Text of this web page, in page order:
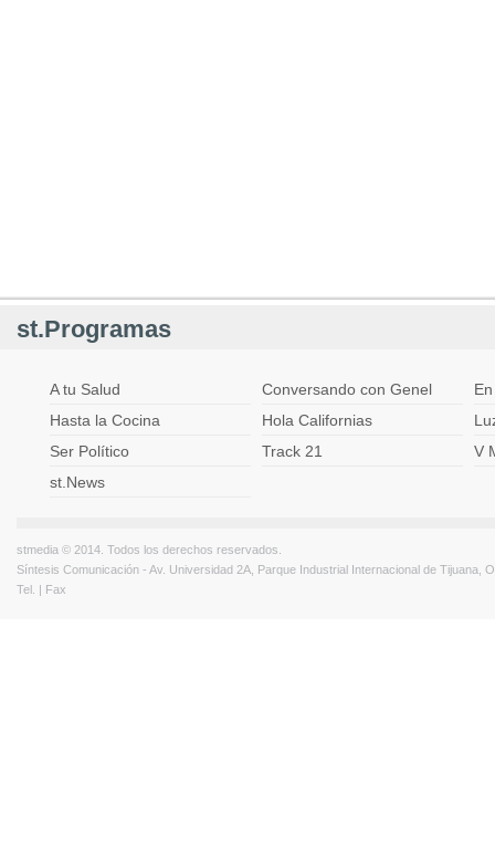
st.Programas
A tu Salud Conversando con Genel
Hasta la Cocina
Hola Californias
Ser Político
Track 21
V
st.News
stmedia © 2014. Todos los derechos reservados.
Síntesis Comunicación - Av. Universidad 2A, Parque Industrial Internacional de Tijuana,
Tel. | Fax